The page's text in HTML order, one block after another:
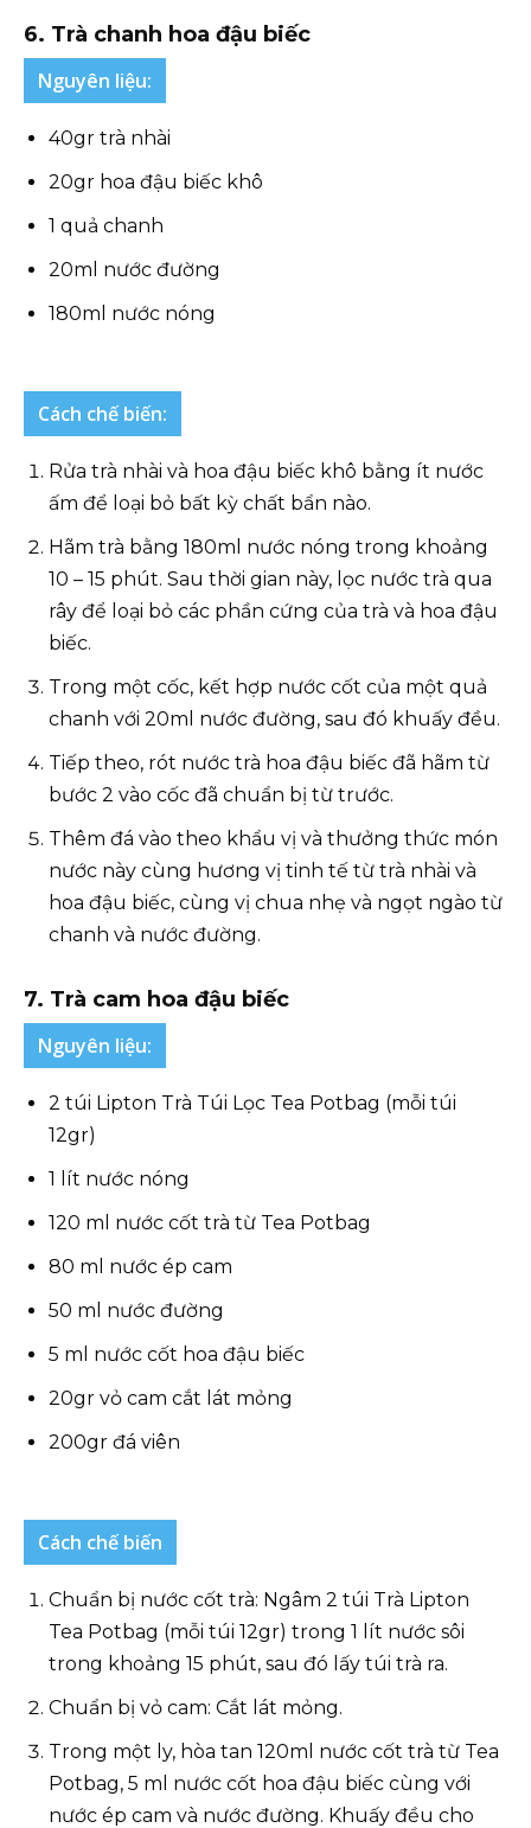
6. Trà chanh hoa đậu biếc
Nguyên liệu:
40gr trà nhài
20gr hoa đậu biếc khô
1 quả chanh
20ml nước đường
180ml nước nóng
Cách chế biến:
Rửa trà nhài và hoa đậu biếc khô bằng ít nước
ấm để loại bỏ bất kỳ chất bẩn nào.
Hãm trà bằng 180ml nước nóng trong khoảng
10 – 15 phút. Sau thời gian này, lọc nước trà qua
rây để loại bỏ các phần cứng của trà và hoa đậu
biếc.
Trong một cốc, kết hợp nước cốt của một quả
chanh với 20ml nước đường, sau đó khuấy đều.
Tiếp theo, rót nước trà hoa đậu biếc đã hãm từ
bước 2 vào cốc đã chuẩn bị từ trước.
Thêm đá vào theo khẩu vị và thưởng thức món
nước này cùng hương vị tinh tế từ trà nhài và
hoa đậu biếc, cùng vị chua nhẹ và ngọt ngào từ
chanh và nước đường.
7. Trà cam hoa đậu biếc
Nguyên liệu:
2 túi Lipton Trà Túi Lọc Tea Potbag (mỗi túi
12gr)
1 lít nước nóng
120 ml nước cốt trà từ Tea Potbag
80 ml nước ép cam
50 ml nước đường
5 ml nước cốt hoa đậu biếc
20gr vỏ cam cắt lát mỏng
200gr đá viên
Cách chế biến
Chuẩn bị nước cốt trà: Ngâm 2 túi Trà Lipton
Tea Potbag (mỗi túi 12gr) trong 1 lít nước sôi
trong khoảng 15 phút, sau đó lấy túi trà ra.
Chuẩn bị vỏ cam: Cắt lát mỏng.
Trong một ly, hòa tan 120ml nước cốt trà từ Tea
Potbag, 5 ml nước cốt hoa đậu biếc cùng với
nước ép cam và nước đường. Khuấy đều cho